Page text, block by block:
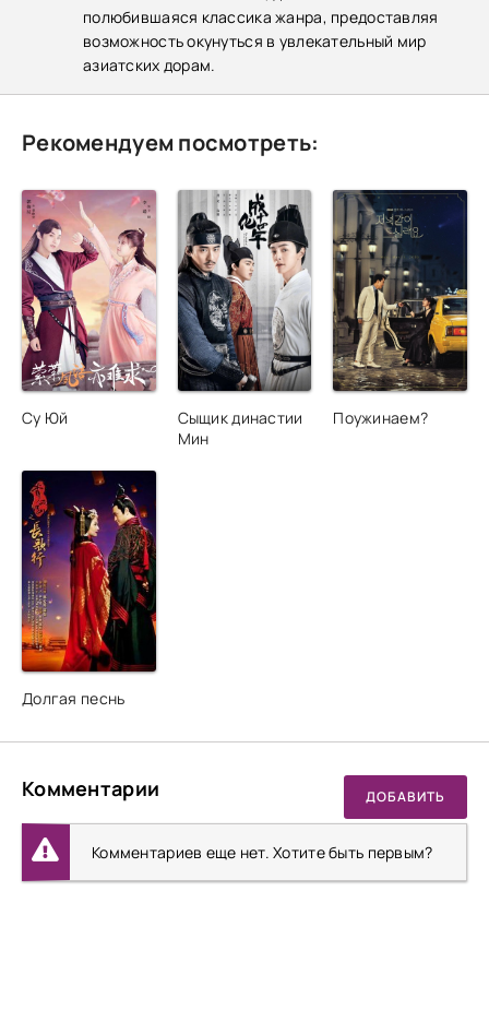
полюбившаяся классика жанра, предоставляя
возможность окунуться в увлекательный мир
азиатских дорам.
Рекомендуем посмотреть:
Су Юй
Сыщик династии
Мин
Поужинаем?
Долгая песнь
Комментарии ДОБАВИТЬ
Комментариев еще нет. Хотите быть первым?